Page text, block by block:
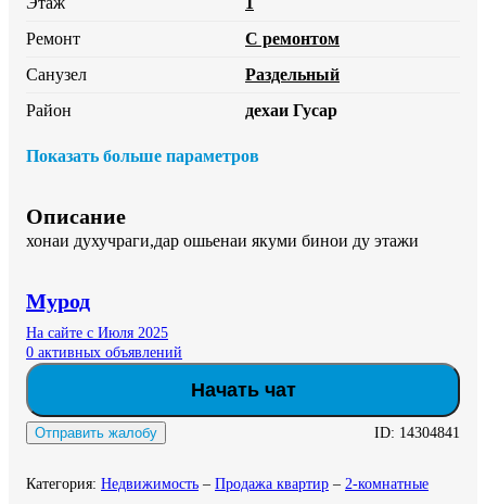
Ремонт
С ремонтом
Санузел
Раздельный
Район
дехаи Гусар
Показать больше параметров
Описание
хонаи духучраги,дар ошьенаи якуми бинои ду этажи
Мурод
На сайте с Июля 2025
0 активных объявлений
Начать чат
Отправить жалобу ID: 14304841
Категория: Недвижимость – Продажа квартир – 2-комнатные